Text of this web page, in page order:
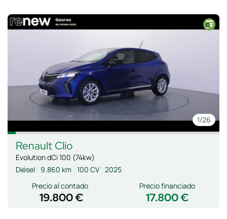
1/26
Renault Clio
Evolution dCi 100 (74kw)
Diésel
9.860 km 100 CV 2025
Precio al contado
19.800 € 17.800 €
Precio financiado